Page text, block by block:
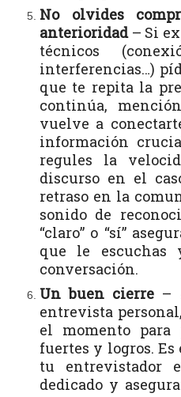
No olvides
anterioridad– Si
técnicos
interferencias…)
que te repita la
continúa,
vuelve a
información
regules la
discurso en el
retraso en la
sonido de
“claro” o “sí”
que le escuchas
conversación.
Un buen cierre –
entrevista
el momento para
fuertes y logros.
tu entrevistador
dedicado y